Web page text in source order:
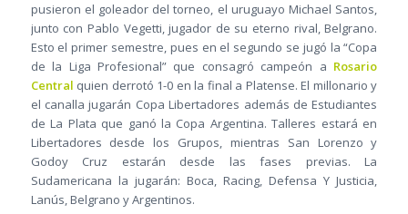
pusieron el goleador del torneo, el uruguayo Michael Santos,
junto con Pablo Vegetti, jugador de su eterno rival, Belgrano.
Esto el primer semestre, pues en el segundo se jugó la “Copa
de la Liga Profesional” que consagró campeón a Rosario
Central quien derrotó 1-0 en la final a Platense. El millonario y
el canalla jugarán Copa Libertadores además de Estudiantes
de La Plata que ganó la Copa Argentina. Talleres estará en
Libertadores desde los Grupos, mientras San Lorenzo y
Godoy Cruz estarán desde las fases previas. La
Sudamericana la jugarán: Boca, Racing, Defensa Y Justicia,
Lanús, Belgrano y Argentinos.